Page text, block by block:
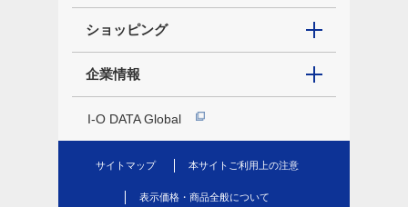
ショッピング
企業情報
I-O DATA Global
サイトマップ 本サイトご利用上の注意
表示価格・商品全般について